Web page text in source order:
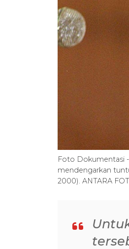
Foto Dokumentasi -
mendengarkan
2000). ANTARA